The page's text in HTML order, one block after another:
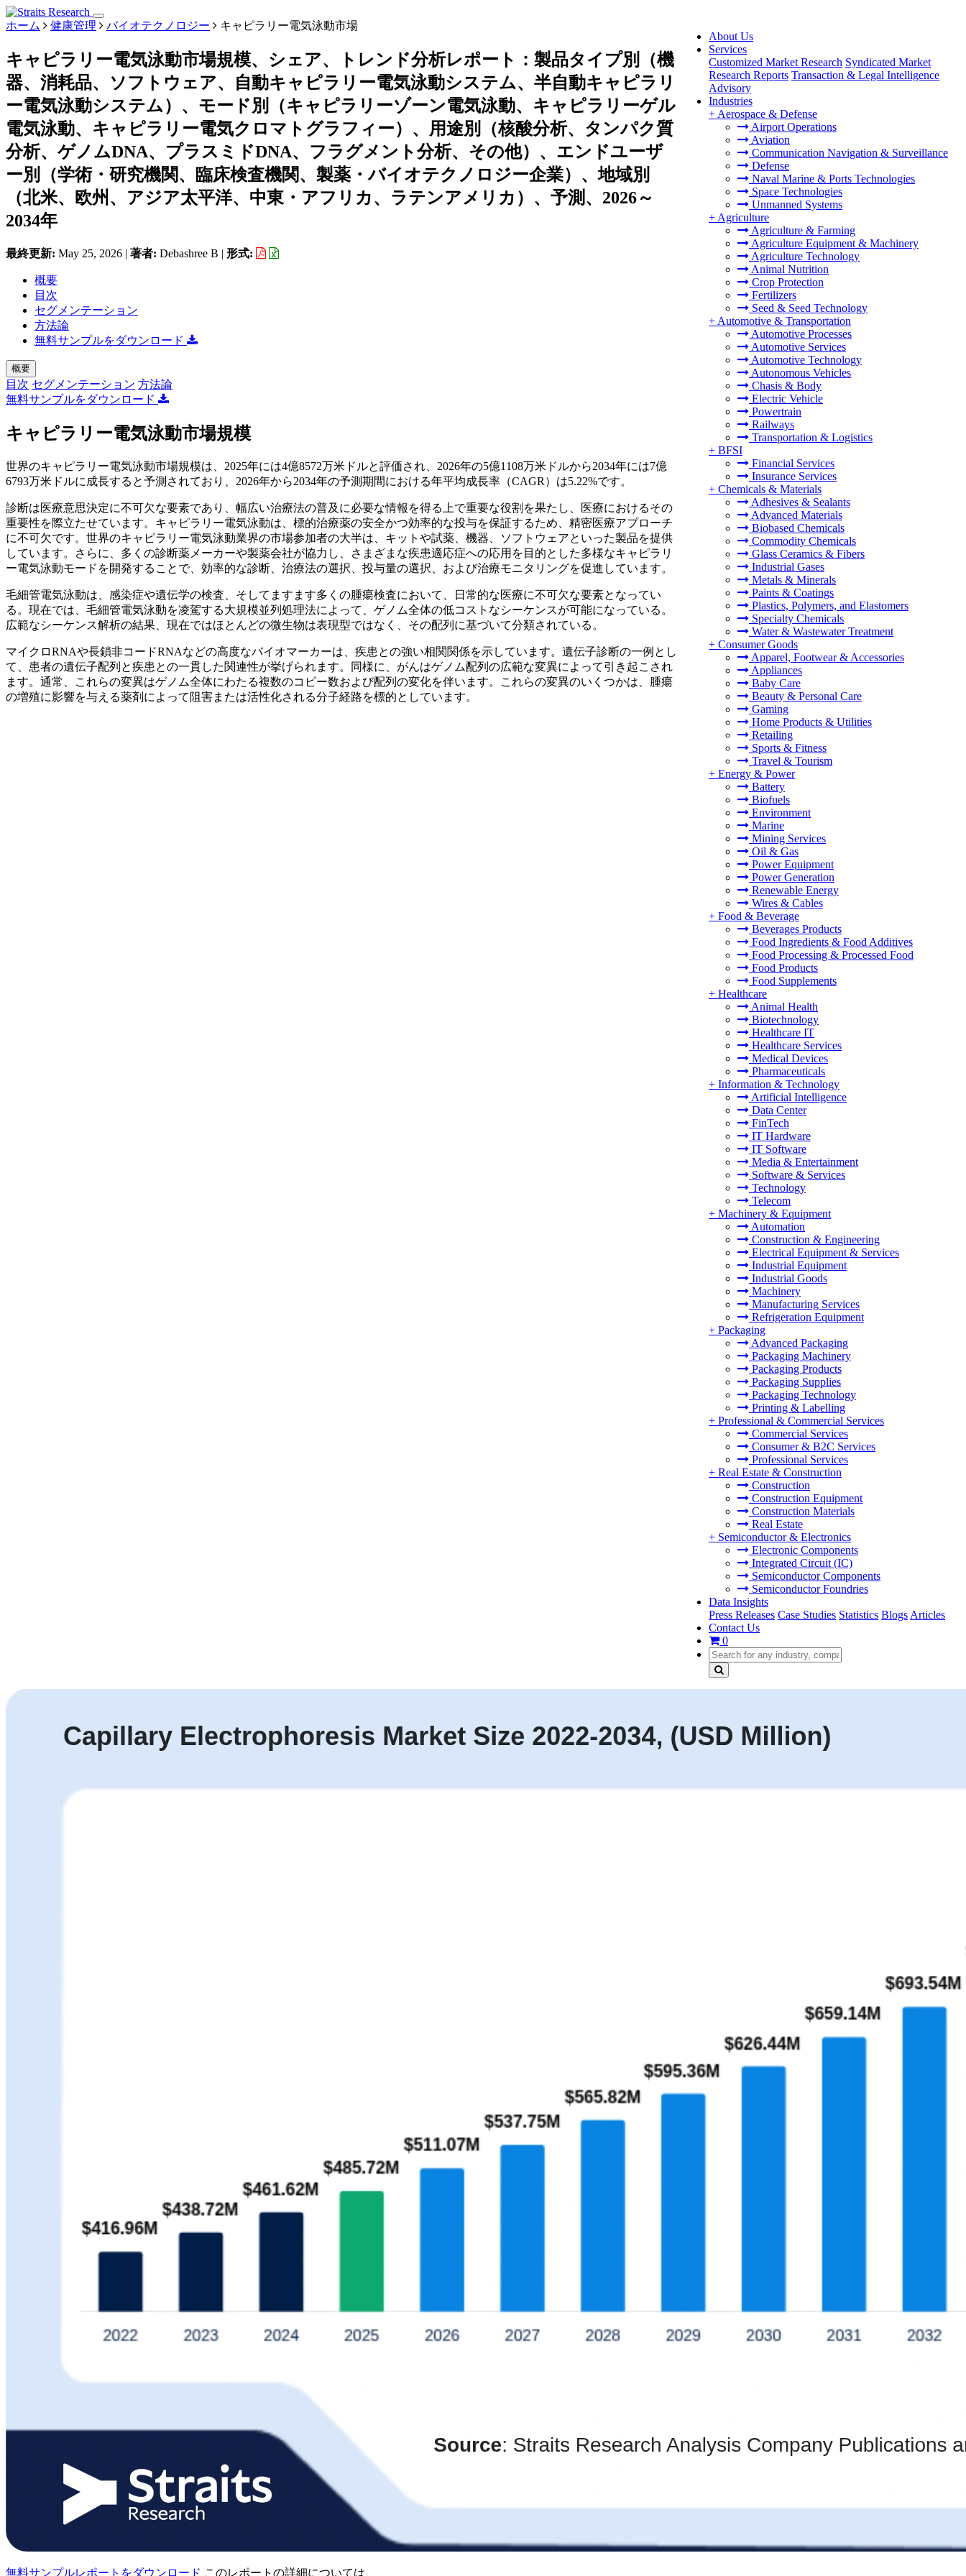
About Us
Services
Customized Market Research Syndicated Market
Research Reports Transaction & Legal Intelligence
Advisory
Industries
+ Aerospace & Defense
Airport Operations
Aviation
Communication Navigation & Surveillance
Defense
Naval Marine & Ports Technologies
Space Technologies
Unmanned Systems
+ Agriculture
Agriculture & Farming
Agriculture Equipment & Machinery
Agriculture Technology
Animal Nutrition
Crop Protection
Fertilizers
Seed & Seed Technology
+ Automotive & Transportation
Automotive Processes
Automotive Services
Automotive Technology
Autonomous Vehicles
Chasis & Body
Electric Vehicle
Powertrain
Railways
Transportation & Logistics
+ BFSI
Financial Services
Insurance Services
+ Chemicals & Materials
Adhesives & Sealants
Advanced Materials
Biobased Chemicals
Commodity Chemicals
Glass Ceramics & Fibers
Industrial Gases
Metals & Minerals
Paints & Coatings
Plastics, Polymers, and Elastomers
Specialty Chemicals
Water & Wastewater Treatment
+ Consumer Goods
Apparel, Footwear & Accessories
Appliances
Baby Care
Beauty & Personal Care
Gaming
Home Products & Utilities
Retailing
Sports & Fitness
Travel & Tourism
+ Energy & Power
Battery
Biofuels
Environment
Marine
Mining Services
Oil & Gas
Power Equipment
Power Generation
Renewable Energy
Wires & Cables
+ Food & Beverage
Beverages Products
Food Ingredients & Food Additives
Food Processing & Processed Food
Food Products
Food Supplements
+ Healthcare
Animal Health
Biotechnology
Healthcare IT
Healthcare Services
Medical Devices
Pharmaceuticals
+ Information & Technology
Artificial Intelligence
Data Center
FinTech
IT Hardware
IT Software
Media & Entertainment
Software & Services
Technology
Telecom
+ Machinery & Equipment
Automation
Construction & Engineering
Electrical Equipment & Services
Industrial Equipment
Industrial Goods
Machinery
Manufacturing Services
Refrigeration Equipment
+ Packaging
Advanced Packaging
Packaging Machinery
Packaging Products
Packaging Supplies
Packaging Technology
Printing & Labelling
+ Professional & Commercial Services
Commercial Services
Consumer & B2C Services
Professional Services
+ Real Estate & Construction
Construction
Construction Equipment
Construction Materials
Real Estate
+ Semiconductor & Electronics
Electronic Components
Integrated Circuit (IC)
Semiconductor Components
Semiconductor Foundries
Data Insights
Press Releases Case Studies Statistics Blogs Articles
Contact Us
0
ホーム 健康管理 バイオテクノロジー キャピラリー電気泳動市場
キャピラリー電気泳動市場規模、シェア、トレンド分析レポート：製品タイプ別（機
器、消耗品、ソフトウェア、自動キャピラリー電気泳動システム、半自動キャピラリ
ー電気泳動システム）、モード別（キャピラリーゾーン電気泳動、キャピラリーゲル
電気泳動、キャピラリー電気クロマトグラフィー）、用途別（核酸分析、タンパク質
分析、ゲノムDNA、プラスミドDNA、フラグメント分析、その他）、エンドユーザ
ー別（学術・研究機関、臨床検査機関、製薬・バイオテクノロジー企業）、地域別
（北米、欧州、アジア太平洋、中東・アフリカ、ラテンアメリカ）、予測、2026～
2034年
最終更新: May 25, 2026 | 著者: Debashree B | 形式:
概要
目次
セグメンテーション
方法論
無料サンプルをダウンロード
概要
目次 セグメンテーション 方法論
無料サンプルをダウンロード
キャピラリー電気泳動市場規模
世界のキャピラリー電気泳動市場規模は、2025年には4億8572万米ドルと評価され、2026年の5億1108万米ドルから2034年には7億
6793万米ドルに成長すると予測されており、2026年から2034年の予測期間における年平均成長率（CAGR）は5.22%です。
診断は医療意思決定に不可欠な要素であり、幅広い治療法の普及に必要な情報を得る上で重要な役割を果たし、医療におけるその
重要性を際立たせています。キャピラリー電気泳動は、標的治療薬の安全かつ効率的な投与を保証するため、精密医療アプローチ
に不可欠です。世界のキャピラリー電気泳動業界の市場参加者の大半は、キットや試薬、機器、ソフトウェアといった製品を提供
しています。さらに、多くの診断薬メーカーや製薬会社が協力し、さまざまな疾患適応症への応用を目的とした多様なキャピラリ
ー電気泳動モードを開発することで、効率的な診断、治療法の選択、投与量の選択、および治療モニタリングを促進しています。
毛細管電気泳動は、感染症や遺伝学の検査、そしてますます多くの腫瘍検査において、日常的な医療に不可欠な要素となってい
る。現在では、毛細管電気泳動を凌駕する大規模並列処理法によって、ゲノム全体の低コストなシーケンスが可能になっている。
広範なシーケンス解析の結果、現在ではほとんどの微生物は表現型ではなく、その配列に基づいて分類されている。
マイクロRNAや長鎖非コードRNAなどの高度なバイオマーカーは、疾患との強い相関関係を示しています。遺伝子診断の一例とし
て、患者の遺伝子配列と疾患との一貫した関連性が挙げられます。同様に、がんはゲノム配列の広範な変異によって引き起こされ
ます。通常、これらの変異はゲノム全体にわたる複数のコピー数および配列の変化を伴います。これらの変異のいくつかは、腫瘍
の増殖に影響を与える薬剤によって阻害または活性化される分子経路を標的としています。
無料サンプルレポートをダウンロード このレポートの詳細については、